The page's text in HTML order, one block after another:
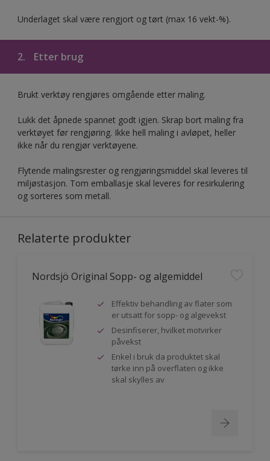
Underlaget skal være rengjort og tørt (max 16 vekt-%).
2. Etter brug
Brukt verktøy rengjøres omgående etter maling.
Lukk det åpnede spannet godt igjen. Skrap bort maling fra
verktøyet før rengjøring. Ikke hell maling i avløpet, heller
ikke når du rengjør verktøyene.
Flytende malingsrester og rengjøringsmiddel skal leveres til
miljøstasjon. Tom emballasje skal leveres for resirkulering
og sorteres som metall.
Relaterte produkter
Nordsjö Original Sopp- og algemiddel
Effektiv behandling av flater som
er utsatt for sopp- og algevekst
Desinfiserer, hvilket motvirker
påvekst
Enkel i bruk da produktet skal
tørke inn på overflaten og ikke
skal skylles av